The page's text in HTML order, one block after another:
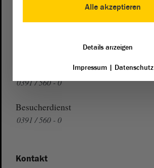
0391 / 560 - 1123
Presse- und Öffentlichkeitsarbeit
0391 / 560 - 0
Besucherdienst
0391 / 560 - 0
Kontakt
Alle akzeptieren
Details anzeigen
Impressum| Datenschutz